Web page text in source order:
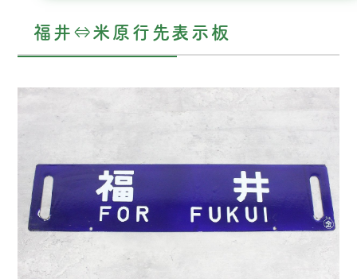
福井⇔米原行先表示板